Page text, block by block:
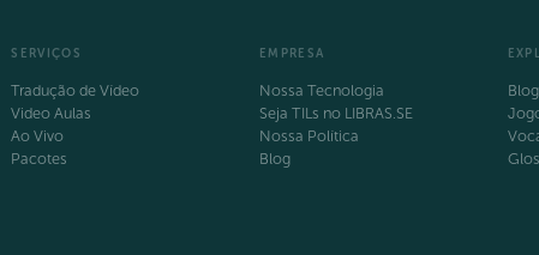
SERVIÇOS
Tradução de Vídeo
Video Aulas
Ao Vivo
Pacotes
EMPRESA
Nossa Tecnologia
Seja TILs no LIBRAS.SE
Nossa Política
Blog
Blog